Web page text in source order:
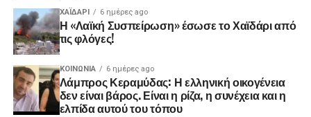
ΧΑΪΔΑΡΙ 6 ημέρες ago
Η «Λαϊκή Συσπείρωση» έσωσε το Χαϊδάρι από
τις φλόγες!
ΚΟΙΝΩΝΊΑ 6 ημέρες ago
Λάμπρος Κεραμύδας: Η ελληνική οικογένεια
δεν είναι βάρος. Είναι η ρίζα, η συνέχεια και η
ελπίδα αυτού του τόπου